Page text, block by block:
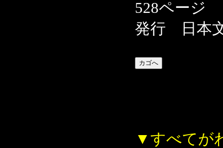
528ページ
発行 日本
▼すべてが